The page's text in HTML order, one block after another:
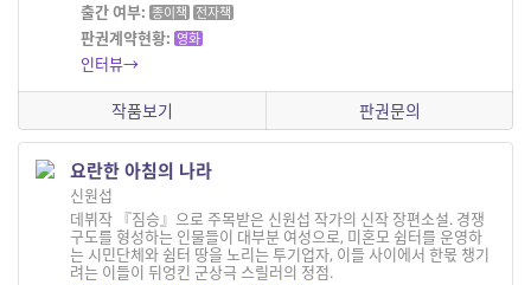
출간 여부: 종이책 전자책
판권계약현황: 영화
인터뷰→
작품보기 판권문의
요란한 아침의 나라
신원섭
데뷔작 『짐승』으로 주목받은 신원섭 작가의 신작 장편소설. 경쟁
구도를 형성하는 인물들이 대부분 여성으로, 미혼모 쉼터를 운영하
는 시민단체와 쉼터 땅을 노리는 투기업자, 이들 사이에서 한몫 챙기
려는 이들이 뒤엉킨 군상극 스릴러의 정점.